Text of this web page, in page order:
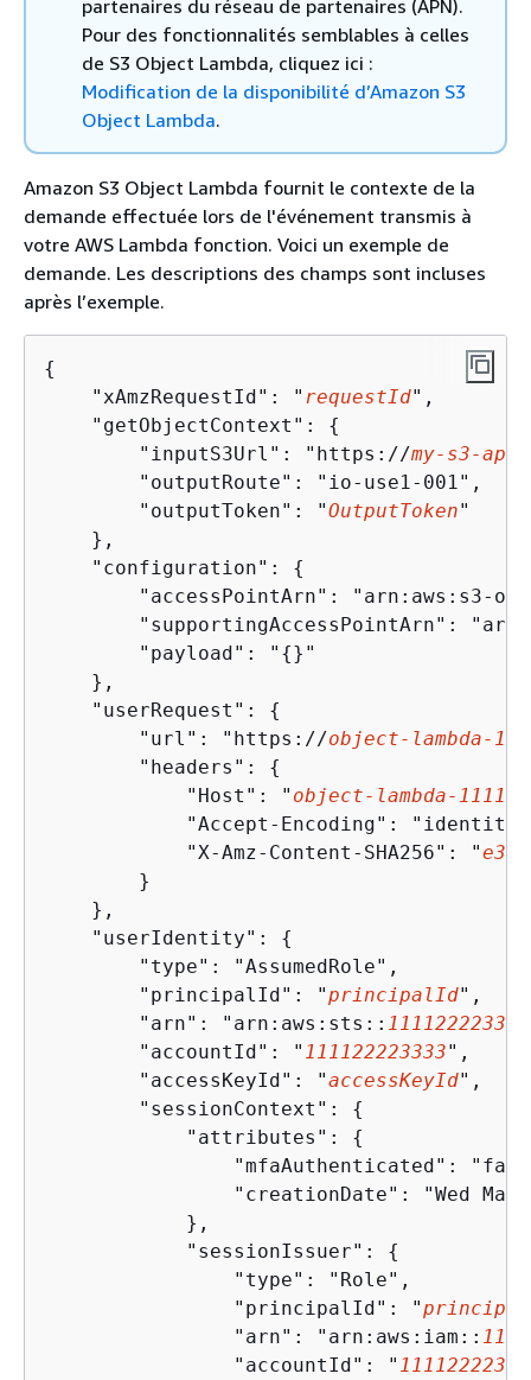
partenaires du réseau de partenaires (APN).
Pour des fonctionnalités semblables à celles
de S3 Object Lambda, cliquez ici :
Modification de la disponibilité d’Amazon S3
Object Lambda.
Amazon S3 Object Lambda fournit le contexte de la
demande effectuée lors de l'événement transmis à
votre AWS Lambda fonction. Voici un exemple de
demande. Les descriptions des champs sont incluses
après l’exemple.
{
    "xAmzRequestId": "
requestId",
    "getObjectContext":
{
        "inputS3Url": "https://
my-s3-ap-
        "outputRoute": "io-use1-001",
        "outputToken": "
OutputToken"
    },
    "configuration":
{
"accessPointArn": "arn:aws:s3-
"supportingAccessPointArn":
        "payload": "
{}"
    },
    "userRequest":
{
        "url": "https://
object-lambda-
        "headers":
{
            "Host": "
object-lambda-
"Accept-Encoding":
            "X-Amz-Content-SHA256": "
        }
    },
    "userIdentity":
{
        "type": "AssumedRole",
        "principalId": "
principalId",
        "arn": "arn:aws:sts::
111122223333
        "accountId": "
111122223333",
        "accessKeyId": "
accessKeyId",
        "sessionContext":
{
            "attributes":
{
"mfaAuthenticated":
"creationDate": "Wed Mar
            },
            "sessionIssuer":
{
                "type": "Role",
                "principalId": "
                "arn": "arn:aws:iam::
                "accountId": "